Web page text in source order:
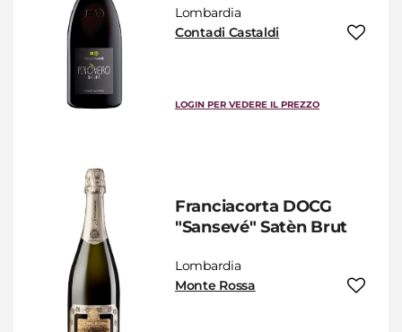
Lombardia
Contadi Castaldi
LOGIN PER VEDERE IL PREZZO
Franciacorta DOCG
"Sansevé" Satèn Brut
Lombardia
Monte Rossa